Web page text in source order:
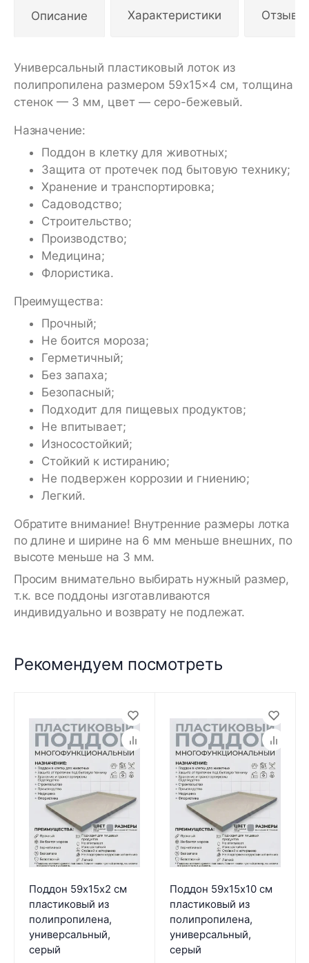
Описание Характеристики
Универсальный пластиковый лоток из
полипропилена размером 59x15x4 см, толщина
стенок — 3 мм, цвет — серо-бежевый.
Назначение:
Поддон в клетку для животных;
Защита от протечек под бытовую технику;
Хранение и транспортировка;
Садоводство;
Строительство;
Производство;
Медицина;
Флористика.
Преимущества:
Прочный;
Не боится мороза;
Герметичный;
Без запаха;
Безопасный;
Подходит для пищевых продуктов;
Не впитывает;
Износостойкий;
Стойкий к истиранию;
Не подвержен коррозии и гниению;
Легкий.
Обратите внимание! Внутренние размеры лотка
по длине и ширине на 6 мм меньше внешних, по
высоте меньше на 3 мм.
Просим внимательно выбирать нужный размер,
т.к. все поддоны изготавливаются
индивидуально и возврату не подлежат.
Рекомендуем посмотреть
Поддон 59х15х2 см
пластиковый из
полипропилена,
универсальный,
серый
Поддон 59х15х10 см
пластиковый из
полипропилена,
универсальный,
серый